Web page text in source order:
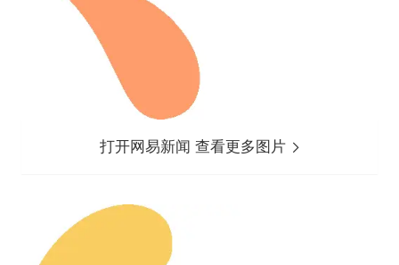
打开网易新闻 查看更多图片